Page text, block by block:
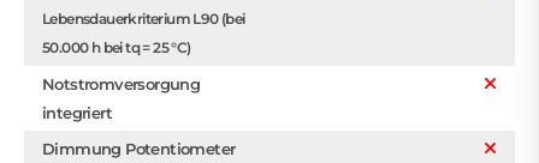
Lebensdauerkriterium L90 (bei
50.000 h bei tq = 25 °C)
Notstromversorgung
integriert
Dimmung Potentiometer